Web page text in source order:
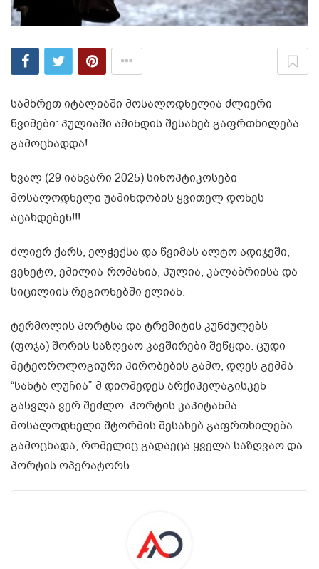
სამხრეთ იტალიაში მოსალოდნელია ძლიერი
წვიმები: პულიაში ამინდის შესახებ გაფრთხილება
გამოცხადდა!
ხვალ (29 იანვარი 2025) სინოპტიკოსები
მოსალოდნელი უამინდობის ყვითელ დონეს
აცახდებენ!!!
ძლიერ ქარს, ელჭექსა და წვიმას ალტო ადიჯეში,
ვენეტო, ემილია-რომანია, პულია, კალაბრიისა და
სიცილიის რეგიონებში ელიან.
ტერმოლის პორტსა და ტრემიტის კუნძულებს
(ფოჯა) შორის საზღვაო კავშირები შეწყდა. ცუდი
მეტეოროლოგიური პირობების გამო, დღეს გემმა
“სანტა ლუჩია”-მ დიომედეს არქიპელაგისკენ
გასვლა ვერ შეძლო. პორტის კაპიტანმა
მოსალოდნელი შტორმის შესახებ გაფრთხილება
გამოცხადა, რომელიც გადაეცა ყველა საზღვაო და
პორტის ოპერატორს.